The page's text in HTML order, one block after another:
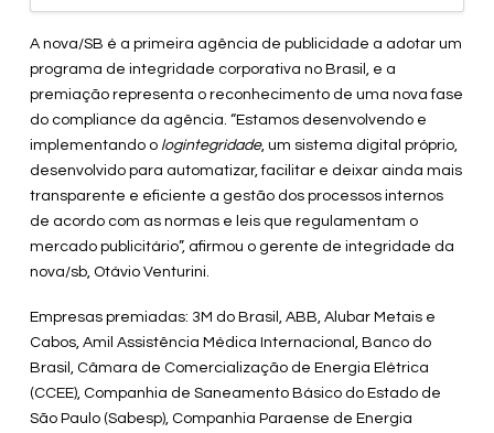
A nova/SB é a primeira agência de publicidade a adotar um
programa de integridade corporativa no Brasil, e a
premiação representa o reconhecimento de uma nova fase
do compliance da agência. “Estamos desenvolvendo e
implementando o logintegridade, um sistema digital próprio,
desenvolvido para automatizar, facilitar e deixar ainda mais
transparente e eficiente a gestão dos processos internos
de acordo com as normas e leis que regulamentam o
mercado publicitário”, afirmou o gerente de integridade da
nova/sb, Otávio Venturini.
Empresas premiadas: 3M do Brasil, ABB, Alubar Metais e
Cabos, Amil Assistência Médica Internacional, Banco do
Brasil, Câmara de Comercialização de Energia Elétrica
(CCEE), Companhia de Saneamento Básico do Estado de
São Paulo (Sabesp), Companhia Paraense de Energia